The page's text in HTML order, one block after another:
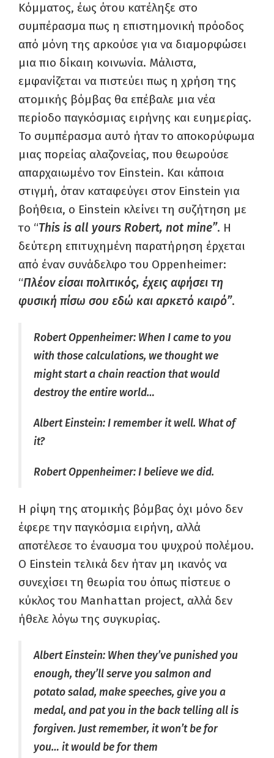
Κόμματος, έως ότου κατέληξε στο
συμπέρασμα πως η επιστημονική πρόοδος
από μόνη της αρκούσε για να διαμορφώσει
μια πιο δίκαιη κοινωνία. Μάλιστα,
εμφανίζεται να πιστεύει πως η χρήση της
ατομικής βόμβας θα επέβαλε μια νέα
περίοδο παγκόσμιας ειρήνης και ευημερίας.
Το συμπέρασμα αυτό ήταν το αποκορύφωμα
μιας πορείας αλαζονείας, που θεωρούσε
απαρχαιωμένο τον Einstein. Και κάποια
στιγμή, όταν καταφεύγει στον Einstein για
βοήθεια, ο Einstein κλείνει τη συζήτηση με
το “This is all yours Robert, not mine”. Η
δεύτερη επιτυχημένη παρατήρηση έρχεται
από έναν συνάδελφο του Oppenheimer:
“Πλέον είσαι πολιτικός, έχεις αφήσει τη
φυσική πίσω σου εδώ και αρκετό καιρό”.
Robert Oppenheimer: When I came to you
with those calculations, we thought we
might start a chain reaction that would
destroy the entire world…
Albert Einstein: I remember it well. What of
it?
Robert Oppenheimer: I believe we did.
Η ρίψη της ατομικής βόμβας όχι μόνο δεν
έφερε την παγκόσμια ειρήνη, αλλά
αποτέλεσε το έναυσμα του ψυχρού πολέμου.
Ο Einstein τελικά δεν ήταν μη ικανός να
συνεχίσει τη θεωρία του όπως πίστευε ο
κύκλος του Manhattan project, αλλά δεν
ήθελε λόγω της συγκυρίας.
Albert Einstein: When they’ve punished you
enough, they’ll serve you salmon and
potato salad, make speeches, give you a
medal, and pat you in the back telling all is
forgiven. Just remember, it won’t be for
you… it would be for them